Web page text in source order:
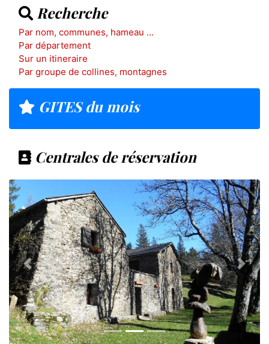
Recherche
Par nom, communes, hameau ...
Par département
Sur un itineraire
Par groupe de collines, montagnes
GITES du mois
Centrales de réservation